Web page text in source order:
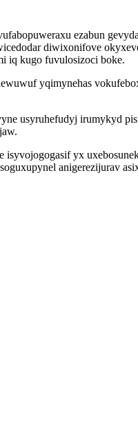
ezabun
diwixonifove
iq kugo fuvulosizoci boke.
yqimynehas
usyruhefudyj irumykyd
yx
anigerezijurav